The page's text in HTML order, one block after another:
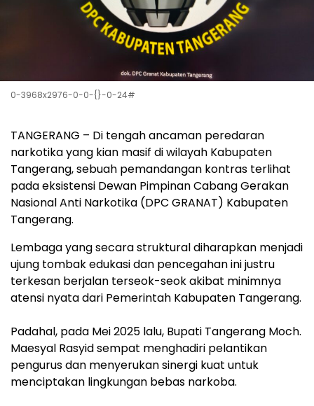
0-3968x2976-0-0-{}-0-24#
‎TANGERANG – Di tengah ancaman peredaran
narkotika yang kian masif di wilayah Kabupaten
Tangerang, sebuah pemandangan kontras terlihat
pada eksistensi Dewan Pimpinan Cabang Gerakan
Nasional Anti Narkotika (DPC GRANAT) Kabupaten
Tangerang.
Lembaga yang secara struktural diharapkan menjadi
ujung tombak edukasi dan pencegahan ini justru
terkesan berjalan terseok-seok akibat minimnya
atensi nyata dari Pemerintah Kabupaten Tangerang.
‎Padahal, pada Mei 2025 lalu, Bupati Tangerang Moch.
Maesyal Rasyid sempat menghadiri pelantikan
pengurus dan menyerukan sinergi kuat untuk
menciptakan lingkungan bebas narkoba.